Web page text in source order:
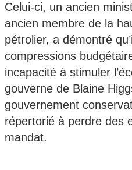
Celui-ci, un ancien
ancien membre de la
pétrolier, a démontré
compressions
incapacité à stimuler
gouverne de Blaine
gouvernement
répertorié à perdre des
mandat.